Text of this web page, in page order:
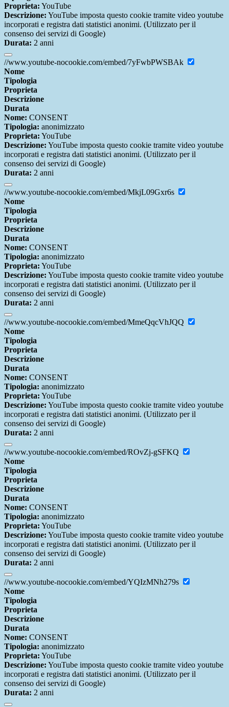
Proprieta: YouTube
Descrizione: YouTube imposta questo cookie tramite video youtube
incorporati e registra dati statistici anonimi. (Utilizzato per il
consenso dei servizi di Google)
Durata: 2 anni
//www.youtube-nocookie.com/embed/7yFwbPWSBAk
Nome
Tipologia
Proprieta
Descrizione
Durata
Nome: CONSENT
Tipologia: anonimizzato
Proprieta: YouTube
Descrizione: YouTube imposta questo cookie tramite video youtube
incorporati e registra dati statistici anonimi. (Utilizzato per il
consenso dei servizi di Google)
Durata: 2 anni
//www.youtube-nocookie.com/embed/MkjL09Gxr6s
Nome
Tipologia
Proprieta
Descrizione
Durata
Nome: CONSENT
Tipologia: anonimizzato
Proprieta: YouTube
Descrizione: YouTube imposta questo cookie tramite video youtube
incorporati e registra dati statistici anonimi. (Utilizzato per il
consenso dei servizi di Google)
Durata: 2 anni
//www.youtube-nocookie.com/embed/MmeQqcVhJQQ
Nome
Tipologia
Proprieta
Descrizione
Durata
Nome: CONSENT
Tipologia: anonimizzato
Proprieta: YouTube
Descrizione: YouTube imposta questo cookie tramite video youtube
incorporati e registra dati statistici anonimi. (Utilizzato per il
consenso dei servizi di Google)
Durata: 2 anni
//www.youtube-nocookie.com/embed/ROvZj-gSFKQ
Nome
Tipologia
Proprieta
Descrizione
Durata
Nome: CONSENT
Tipologia: anonimizzato
Proprieta: YouTube
Descrizione: YouTube imposta questo cookie tramite video youtube
incorporati e registra dati statistici anonimi. (Utilizzato per il
consenso dei servizi di Google)
Durata: 2 anni
//www.youtube-nocookie.com/embed/YQIzMNh279s
Nome
Tipologia
Proprieta
Descrizione
Durata
Nome: CONSENT
Tipologia: anonimizzato
Proprieta: YouTube
Descrizione: YouTube imposta questo cookie tramite video youtube
incorporati e registra dati statistici anonimi. (Utilizzato per il
consenso dei servizi di Google)
Durata: 2 anni